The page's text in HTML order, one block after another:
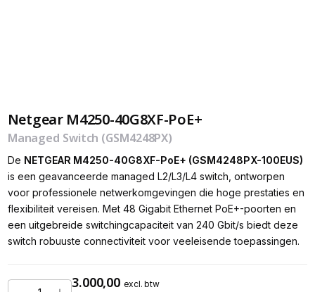
Netgear M4250-40G8XF-PoE+
Managed Switch (GSM4248PX)
De NETGEAR M4250-40G8XF-PoE+ (GSM4248PX-100EUS)
is een geavanceerde managed L2/L3/L4 switch, ontworpen
voor professionele netwerkomgevingen die hoge prestaties en
flexibiliteit vereisen. Met 48 Gigabit Ethernet PoE+-poorten en
een uitgebreide switchingcapaciteit van 240 Gbit/s biedt deze
switch robuuste connectiviteit voor veeleisende toepassingen.
3.000,00 excl. btw